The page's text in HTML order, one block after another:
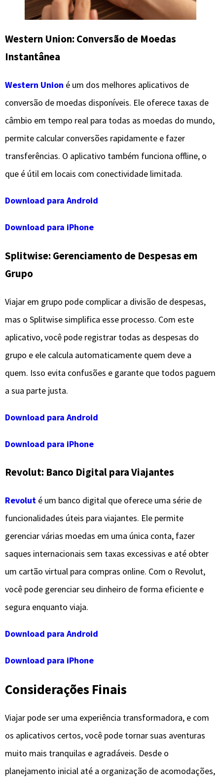
Western Union: Conversão de Moedas
Instantânea
Western Union é um dos melhores aplicativos de
conversão de moedas disponíveis. Ele oferece taxas de
câmbio em tempo real para todas as moedas do mundo,
permite calcular conversões rapidamente e fazer
transferências. O aplicativo também funciona offline, o
que é útil em locais com conectividade limitada.
Download para Android
Download para iPhone
Splitwise: Gerenciamento de Despesas em
Grupo
Viajar em grupo pode complicar a divisão de despesas,
mas o Splitwise simplifica esse processo. Com este
aplicativo, você pode registrar todas as despesas do
grupo e ele calcula automaticamente quem deve a
quem. Isso evita confusões e garante que todos paguem
a sua parte justa.
Download para Android
Download para iPhone
Revolut: Banco Digital para Viajantes
Revolut é um banco digital que oferece uma série de
funcionalidades úteis para viajantes. Ele permite
gerenciar várias moedas em uma única conta, fazer
saques internacionais sem taxas excessivas e até obter
um cartão virtual para compras online. Com o Revolut,
você pode gerenciar seu dinheiro de forma eficiente e
segura enquanto viaja.
Download para Android
Download para iPhone
Considerações Finais
Viajar pode ser uma experiência transformadora, e com
os aplicativos certos, você pode tornar suas aventuras
muito mais tranquilas e agradáveis. Desde o
planejamento inicial até a organização de acomodações,